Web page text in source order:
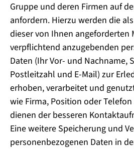
Gruppe und deren Firmen auf
anfordern. Hierzu werden die
dieser von Ihnen angeforderten
verpflichtend anzugebenden
Daten (Ihr Vor- und Nachname,
Postleitzahl und E-Mail) zur
erhoben, verarbeitet und
wie Firma, Position oder
dienen der besseren
Eine weitere Speicherung und
personenbezogenen Daten in